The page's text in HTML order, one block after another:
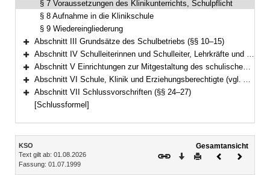
§ 7 Voraussetzungen des Klinikunterrichts, Schulpflicht
§ 8 Aufnahme in die Klinikschule
§ 9 Wiedereingliederung
Bereich erweitern
Abschnitt III Grundsätze des Schulbetriebs (§§ 10–15)
Bereich erweitern
Abschnitt IV Schulleiterinnen und Schulleiter, Lehrkräfte und Lehrerkonferenz (vgl. Art. 57 bis 59 BayEUG) (§§ 16–18)
Bereich erweitern
Abschnitt V Einrichtungen zur Mitgestaltung des schulischen Lebens (§§ 19–20)
Bereich erweitern
Abschnitt VI Schule, Klinik und Erziehungsberechtigte (vgl. Art. 74 bis 76 BayEUG) (§§ 21–23)
Bereich erweitern
Abschnitt VII Schlussvorschriften (§§ 24–27)
[Schlussformel]
Inhalt
KSO
Text gilt ab: 01.08.2026
Fassung: 01.07.1999
Gesamtansicht
Download
DruckenVorheriges